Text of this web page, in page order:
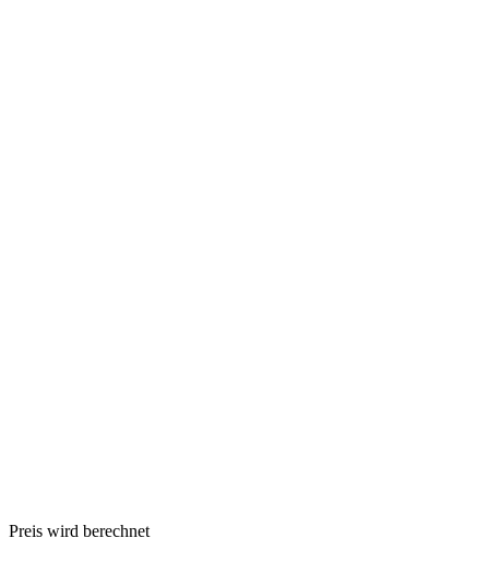
Preis wird berechnet